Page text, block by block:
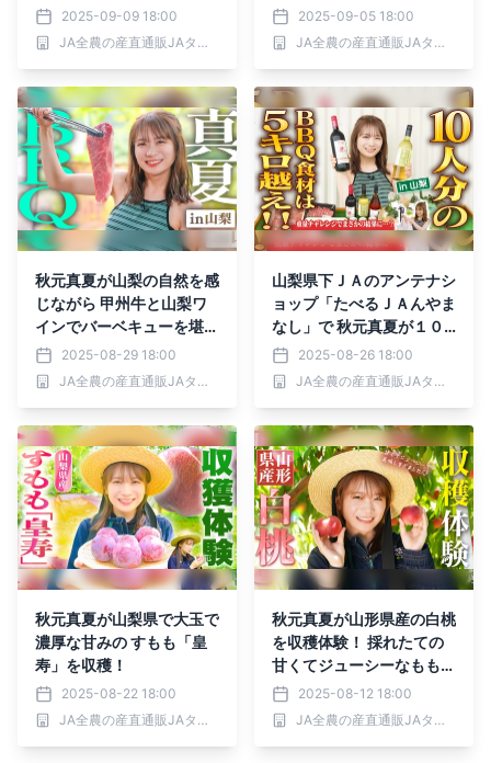
しました！
2025-09-09 18:00
JA全農の産直通販JAタウン
収穫！2025-09-05 18:00
JA全農の産直通販JAタウン
秋元真夏が山梨の自然を感
じながら 甲州牛と山梨ワ
インでバーベキューを堪
能！2025-08-29 18:00
JA全農の産直通販JAタウン
山梨県下ＪＡのアンテナシ
ョップ「たべるＪＡんやま
なし」で 秋元真夏が１０
人分のBBQ食材をお買い
物！
2025-08-26 18:00
JA全農の産直通販JAタウン
秋元真夏が山梨県で大玉で
濃厚な甘みの すもも「皇
寿」を収穫！
2025-08-22 18:00
JA全農の産直通販JAタウン
秋元真夏が山形県産の白桃
を収穫体験！ 採れたての
甘くてジューシーなももと
パリッと食感のももを食べ
比べ！
2025-08-12 18:00
JA全農の産直通販JAタウン